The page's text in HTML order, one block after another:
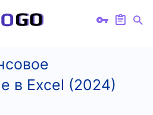
в Excel (2024)